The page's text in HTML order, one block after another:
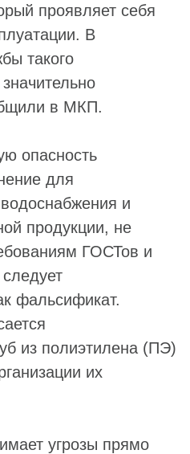
проявляет себя
В
такого
в МКП.
опасность
для
и
продукции, не
ГОСТов и
фальсификат.
из полиэтилена (ПЭ)
их
угрозы прямо